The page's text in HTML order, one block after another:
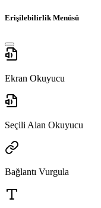
Erişilebilirlik Menüsü
Ekran Okuyucu
Seçili Alan Okuyucu
Bağlantı Vurgula